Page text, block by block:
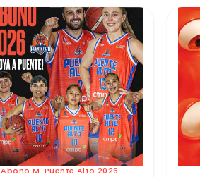
Abono M. Puente Alto 2026